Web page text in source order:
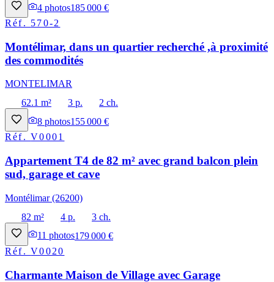
4 photos185 000 €
Réf. 570-2
Montélimar, dans un quartier recherché ,à proximité
des commodités
MONTELIMAR
62.1 m²
3 p.
2 ch.
8 photos155 000 €
Réf.V0001
Appartement T4 de 82 m² avec grand balcon plein
sud, garage et cave
Montélimar (26200)
82 m²
4 p.
3 ch.
11 photos179 000 €
Réf.V0020
Charmante Maison de Village avec Garage